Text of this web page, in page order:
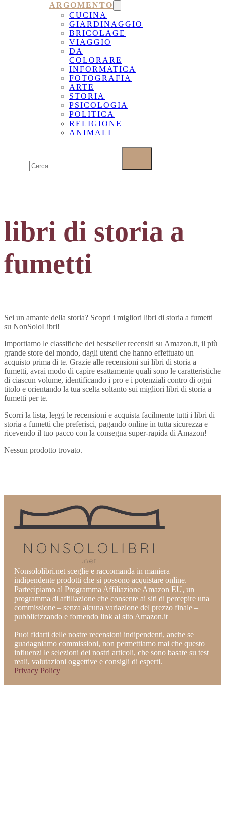
ARGOMENTO
CUCINA
GIARDINAGGIO
BRICOLAGE
VIAGGIO
DA
COLORARE
INFORMATICA
FOTOGRAFIA
ARTE
STORIA
PSICOLOGIA
POLITICA
RELIGIONE
ANIMALI
libri di storia a
fumetti
Sei un amante della storia? Scopri i migliori libri di storia a fumetti
su NonSoloLibri!
Importiamo le classifiche dei bestseller recensiti su Amazon.it, il più
grande store del mondo, dagli utenti che hanno effettuato un
acquisto prima di te. Grazie alle recensioni sui libri di storia a
fumetti, avrai modo di capire esattamente quali sono le caratteristiche
di ciascun volume, identificando i pro e i potenziali contro di ogni
titolo e orientando la tua scelta soltanto sui migliori libri di storia a
fumetti per te.
Scorri la lista, leggi le recensioni e acquista facilmente tutti i libri di
storia a fumetti che preferisci, pagando online in tutta sicurezza e
ricevendo il tuo pacco con la consegna super-rapida di Amazon!
Nessun prodotto trovato.
Nonsololibri.net sceglie e raccomanda in maniera
indipendente prodotti che si possono acquistare online.
Partecipiamo al Programma Affiliazione Amazon EU, un
programma di affiliazione che consente ai siti di percepire una
commissione – senza alcuna variazione del prezzo finale –
pubblicizzando e fornendo link al sito Amazon.it
Puoi fidarti delle nostre recensioni indipendenti, anche se
guadagniamo commissioni, non permettiamo mai che questo
influenzi le selezioni dei nostri articoli, che sono basate su test
reali, valutazioni oggettive e consigli di esperti.
Privacy Policy